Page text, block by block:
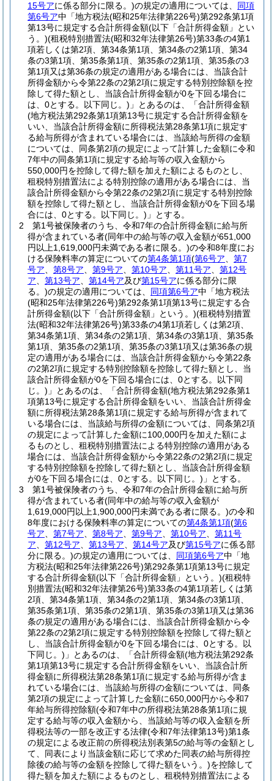
15号アに係る部分に限る。)の規定の適用については、 同項
第6号ア中「地方税法(昭和25年法律第226号)第292条第1項
第13号に規定する合計所得金額(以下「合計所得金額」とい
う。)(租税特別措置法(昭和32年法律第26号)第33条の4第1
項若しくは第2項、第34条第1項、第34条の2第1項、第34
条の3第1項、第35条第1項、第35条の2第1項、第35条の3
第1項又は第36条の規定の適用がある場合には、当該合計
所得金額から令第22条の2第2項に規定する特別控除額を控
除して得た額とし、当該合計所得金額が0を下回る場合に
は、0とする。以下同じ。) 」とあるのは、「合計所得金額
(地方税法第292条第1項第13号に規定する合計所得金額を
いい、当該合計所得金額に所得税法第28条第1項に規定す
る給与所得が含まれている場合には、当該給与所得の金額
については、同条第2項の規定によって計算した金額に令和
7年中の同条第1項に規定する給与等の収入金額から
550,000円を控除して得た額を加えた額によるものとし、
租税特別措置法による特別控除の適用がある場合には、当
該合計所得金額から令第22条の2第2項に規定する特別控除
額を控除して得た額とし、当該合計所得金額が0を下回る場
合には、0とする。以下同じ。) 」とする。
2
第1号被保険者のうち、令和7年の合計所得金額に給与所
得が含まれている者(同年中の給与等の収入金額が651,000
円以上1,619,000円未満である者に限る。)の令和8年度にお
ける保険料率の算定についての第4条第1項(第6号ア
第7
号ア
第8号ア 第9号ア 第10号ア 第11号ア
第12号
ア
第13号ア 第14号ア及び第15号アに係る部分に限
る。)の規定の適用については、 同項第6号ア中「地方税法
(昭和25年法律第226号)第292条第1項第13号に規定する合
計所得金額(以下「合計所得金額」という。)(租税特別措置
法(昭和32年法律第26号)第33条の4第1項若しくは第2項、
第34条第1項、第34条の2第1項、第34条の3第1項、第35条
第1項、第35条の2第1項、第35条の3第1項又は第36条の規
定の適用がある場合には、当該合計所得金額から令第22条
の2第2項に規定する特別控除額を控除して得た額とし、当
該合計所得金額が0を下回る場合には、0とする。以下同
じ。) 」とあるのは、「合計所得金額(地方税法第292条第1
項第13号に規定する合計所得金額をいい、当該合計所得金
額に所得税法第28条第1項に規定する給与所得が含まれて
いる場合には、当該給与所得の金額については、同条第2項
の規定によって計算した金額に100,000円を加えた額によ
るものとし、租税特別措置法による特別控除の適用がある
場合には、当該合計所得金額から令第22条の2第2項に規定
する特別控除額を控除して得た額とし、当該合計所得金額
が0を下回る場合には、0とする。以下同じ。) 」とする。
3
第1号被保険者のうち、令和7年の合計所得金額に給与所
得が含まれている者(同年中の給与等の収入金額が
1,619,000円以上1,900,000円未満である者に限る。)の令和
8年度における保険料率の算定についての第4条第1項(第6
号ア
第7号ア 第8号ア 第9号ア 第10号ア
第11号
ア
第12号ア 第13号ア 第14号ア及び第15号アに係る部
分に限る。)の規定の適用については、 同項第6号ア中「地
方税法(昭和25年法律第226号)第292条第1項第13号に規定
する合計所得金額(以下「合計所得金額」という。)(租税特
別措置法(昭和32年法律第26号)第33条の4第1項若しくは第
2項、第34条第1項、第34条の2第1項、第34条の3第1項、
第35条第1項、第35条の2第1項、第35条の3第1項又は第36
条の規定の適用がある場合には、当該合計所得金額から令
第22条の2第2項に規定する特別控除額を控除して得た額と
し、当該合計所得金額が0を下回る場合には、0とする。以
下同じ。) 」とあるのは、「合計所得金額(地方税法第292条
第1項第13号に規定する合計所得金額をいい、当該合計所
得金額に所得税法第28条第1項に規定する給与所得が含ま
れている場合には、当該給与所得の金額については、同条
第2項の規定によって計算した金額に650,000円から令和7
年給与所得控除額(令和7年中の所得税法第28条第1項に規
定する給与等の収入金額から、当該給与等の収入金額を所
得税法等の一部を改正する法律(令和7年法律第13号)第1条
の規定による改正前の所得税法別表第5の給与等の金額とし
て、同表により当該金額に応じて求めた同表の給与所得控
除後の給与等の金額を控除して得た額をいう。)を控除して
得た額を加えた額によるものとし、租税特別措置法による